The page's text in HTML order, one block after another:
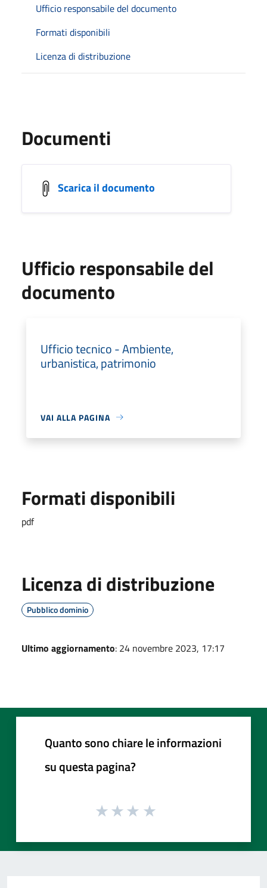
Ufficio responsabile del documento
Formati disponibili
Licenza di distribuzione
Documenti
Scarica il documento
Ufficio responsabile del
documento
Ufficio tecnico - Ambiente,
urbanistica, patrimonio
VAI ALLA PAGINA
Formati disponibili
pdf
Licenza di distribuzione
Pubblico dominio
Ultimo aggiornamento: 24 novembre 2023, 17:17
Quanto sono chiare le informazioni
su questa pagina?